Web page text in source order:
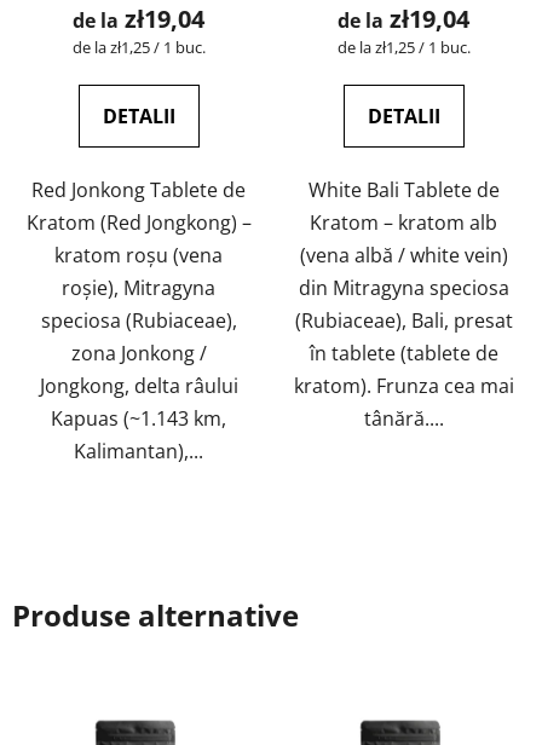
de la zł19,04
Evaluare
de la zł1,25 / 1 buc.
DETALII
Red Jonkong Tablete de
Kratom (Red Jongkong) –
kratom roșu (vena
roșie), Mitragyna
speciosa (Rubiaceae),
zona Jonkong /
Jongkong, delta râului
Kapuas (~1.143 km,
Kalimantan),...
de la zł19,04
Evaluare
de la zł1,25 / 1 buc.
DETALII
White Bali Tablete de
Kratom – kratom alb
(vena albă / white vein)
din Mitragyna speciosa
(Rubiaceae), Bali, presat
în tablete (tablete de
kratom). Frunza cea mai
tânără....
Produse alternative